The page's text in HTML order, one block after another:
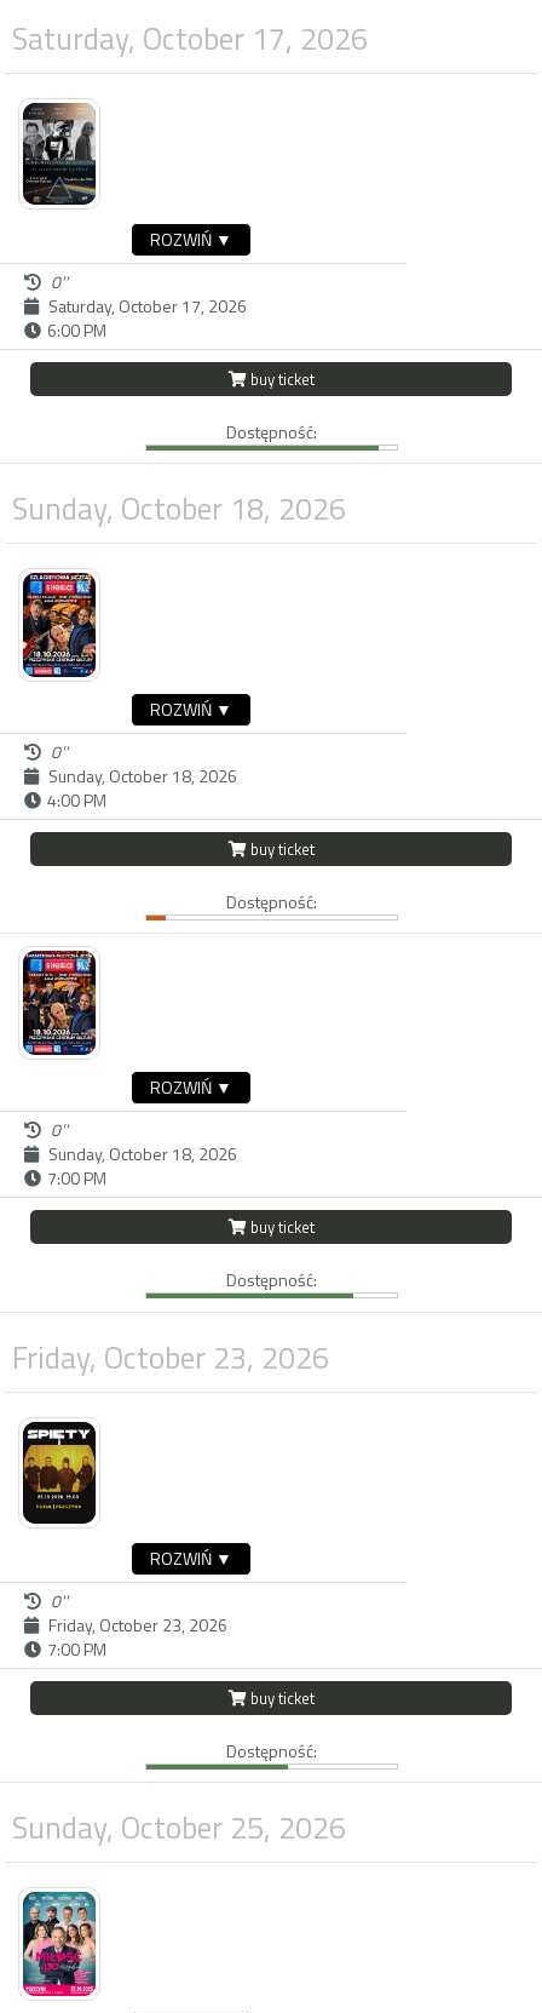
Saturday, October 17, 2026
ROZWIŃ ▼
0''
Saturday, October 17, 2026
6:00 PM
buy ticket
Dostępność:
Sunday, October 18, 2026
ROZWIŃ ▼
0''
Sunday, October 18, 2026
4:00 PM
buy ticket
Dostępność:
ROZWIŃ ▼
0''
Sunday, October 18, 2026
7:00 PM
buy ticket
Dostępność:
Friday, October 23, 2026
ROZWIŃ ▼
0''
Friday, October 23, 2026
7:00 PM
buy ticket
Dostępność:
Sunday, October 25, 2026